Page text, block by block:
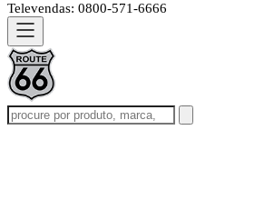
Televendas: 0800-571-6666